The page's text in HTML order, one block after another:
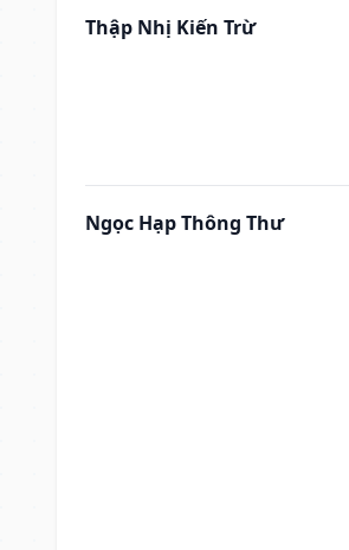
Thập Nhị Kiến Trừ
Ngọc Hạp Thông Thư